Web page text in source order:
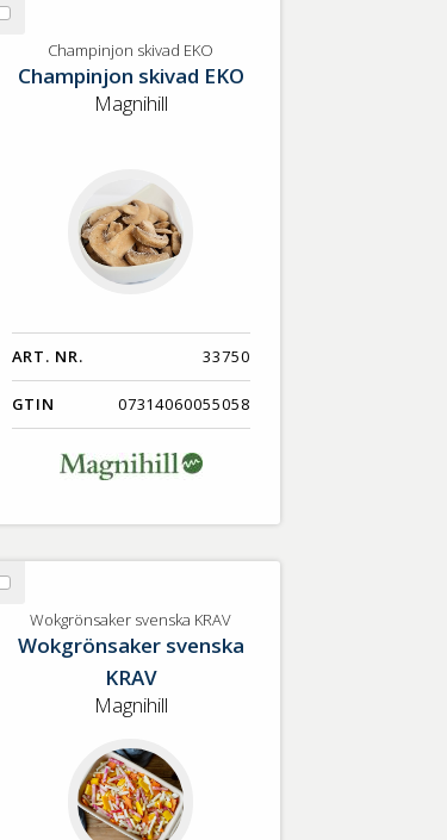
Välj
Champinjon
skivad
Champinjon skivad EKO
Champinjon skivad EKO
Magnihill
ART. NR. 33750
GTIN 07314060055058
Välj
Wokgrönsaker
svenska
Wokgrönsaker svenska KRAV
Wokgrönsaker svenska
KRAV
Magnihill